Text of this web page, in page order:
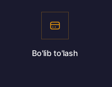
Bo'lib to'lash